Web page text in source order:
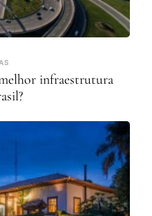
infraestrutura